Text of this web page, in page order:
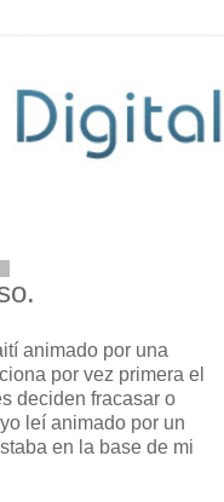
animado por una
por vez primera el
deciden fracasar o
leí animado por un
en la base de mi